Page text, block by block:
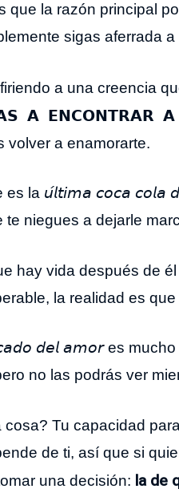
que la razón principal
sigas aferrada
a una creencia
𝗔 𝗘𝗡𝗖𝗢𝗡𝗧𝗥𝗔𝗥
volver a enamorarte.
es la 𝘶́𝘭𝘵𝘪𝘮𝘢 𝘤𝘰𝘤𝘢 𝘤𝘰𝘭𝘢
te niegues a dejarle
hay vida después de
la realidad es
𝘥𝘦𝘭 𝘢𝘮𝘰𝘳 es
no las podrás ver
cosa? Tu capacidad
de ti, así que si
una decisión: la de